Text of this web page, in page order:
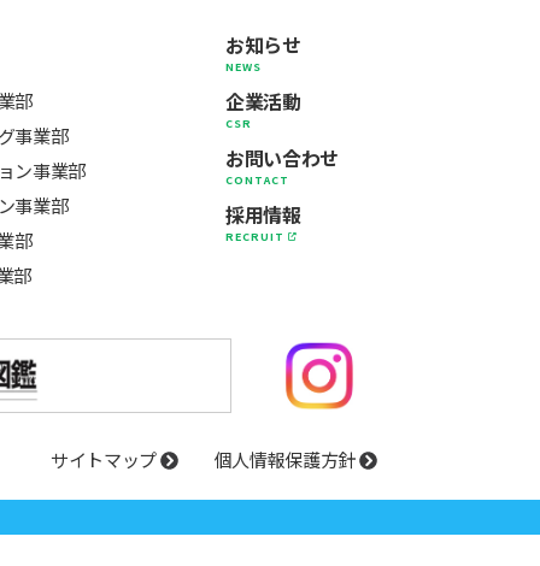
部
事業部
ン事業部
事業部
部
部
お知らせ
NEWS
企業活動
CSR
お問い合わせ
CONTACT
採用情報
RECRUIT
サイトマップ 個人情報保護方針